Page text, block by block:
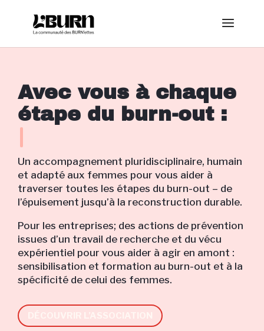
Avec vous à chaque
étape du burn-out :
Un accompagnement pluridisciplinaire, humain
et adapté aux femmes pour vous aider à
traverser toutes les étapes du burn-out – de
l’épuisement jusqu’à la reconstruction durable.
Pour les entreprises; des actions de prévention
issues d’un travail de recherche et du vécu
expérientiel pour vous aider à agir en amont :
sensibilisation et formation au burn-out et à la
spécificité de celui des femmes.